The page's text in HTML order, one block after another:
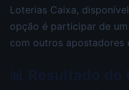
Loterias Caixa,
opção é participar de
com outros apostadores